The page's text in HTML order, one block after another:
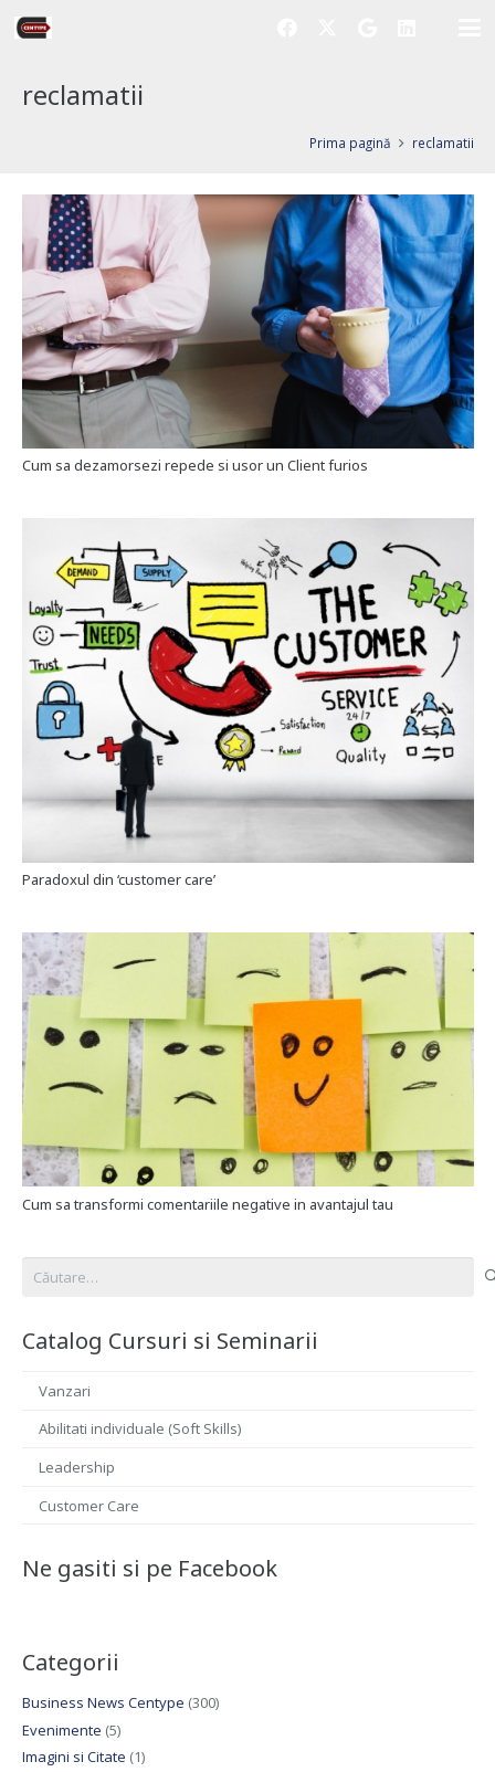
reclamatii
Prima pagină reclamatii
Cum sa dezamorsezi repede si usor un Client furios
Paradoxul din ‘customer care’
Cum sa transformi comentariile negative in avantajul tau
după:
Catalog Cursuri si Seminarii
Vanzari
Abilitati individuale (Soft Skills)
Leadership
Customer Care
Ne gasiti si pe Facebook
Categorii
Business News Centype (300)
Evenimente (5)
Imagini si Citate (1)